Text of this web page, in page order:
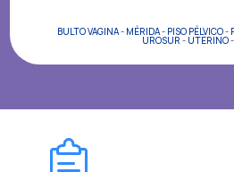
BULTO VAGINA- MÉRIDA- PISO PÉLVICO-
UROSUR - UTERINO-